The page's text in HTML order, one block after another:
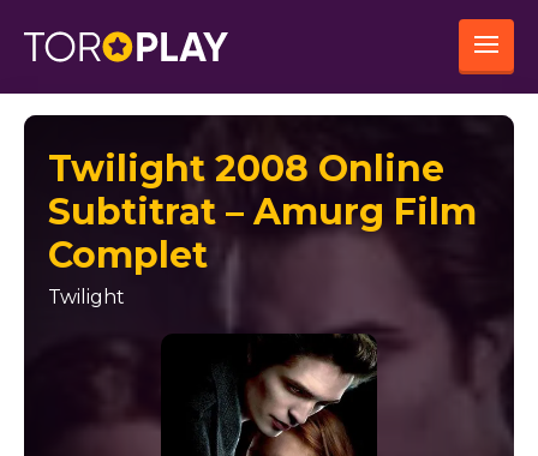
Twilight 2008 Online
Subtitrat – Amurg Film
Complet
Twilight